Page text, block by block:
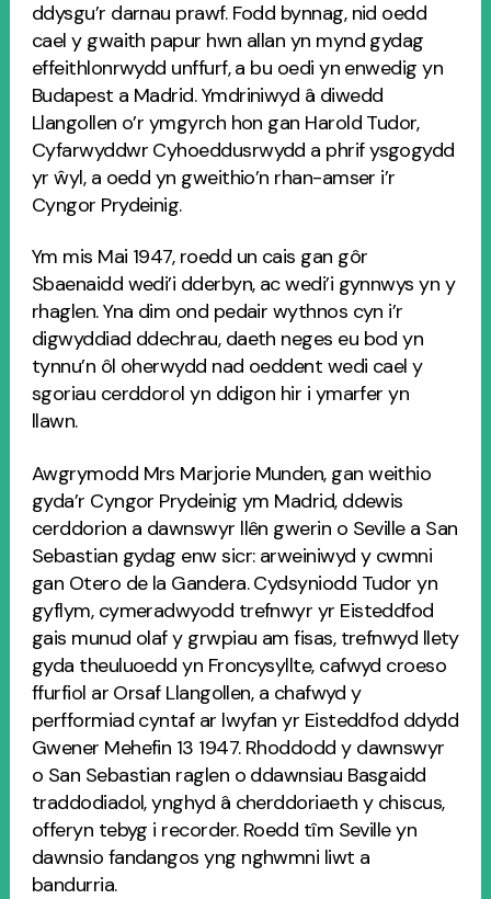
ddysgu’r darnau prawf. Fodd bynnag, nid oedd
cael y gwaith papur hwn allan yn mynd gydag
effeithlonrwydd unffurf, a bu oedi yn enwedig yn
Budapest a Madrid. Ymdriniwyd â diwedd
Llangollen o’r ymgyrch hon gan Harold Tudor,
Cyfarwyddwr Cyhoeddusrwydd a phrif ysgogydd
yr ŵyl, a oedd yn gweithio’n rhan-amser i’r
Cyngor Prydeinig.
Ym mis Mai 1947, roedd un cais gan gôr
Sbaenaidd wedi’i dderbyn, ac wedi’i gynnwys yn y
rhaglen. Yna dim ond pedair wythnos cyn i’r
digwyddiad ddechrau, daeth neges eu bod yn
tynnu’n ôl oherwydd nad oeddent wedi cael y
sgoriau cerddorol yn ddigon hir i ymarfer yn
llawn.
Awgrymodd Mrs Marjorie Munden, gan weithio
gyda’r Cyngor Prydeinig ym Madrid, ddewis
cerddorion a dawnswyr llên gwerin o Seville a San
Sebastian gydag enw sicr: arweiniwyd y cwmni
gan Otero de la Gandera. Cydsyniodd Tudor yn
gyflym, cymeradwyodd trefnwyr yr Eisteddfod
gais munud olaf y grwpiau am fisas, trefnwyd llety
gyda theuluoedd yn Froncysyllte, cafwyd croeso
ffurfiol ar Orsaf Llangollen, a chafwyd y
perfformiad cyntaf ar lwyfan yr Eisteddfod ddydd
Gwener Mehefin 13 1947. Rhoddodd y dawnswyr
o San Sebastian raglen o ddawnsiau Basgaidd
traddodiadol, ynghyd â cherddoriaeth y chiscus,
offeryn tebyg i recorder. Roedd tîm Seville yn
dawnsio fandangos yng nghwmni liwt a
bandurria.